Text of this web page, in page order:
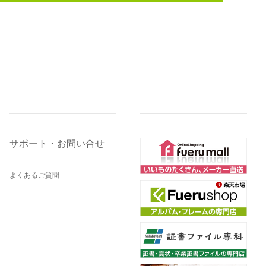
サポート・お問い合せ
よくあるご質問